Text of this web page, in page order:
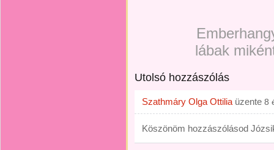
lábak
Utolsó hozzászólás
Szathmáry Olga Ottilia üzente 8
Köszönöm hozzászólásod